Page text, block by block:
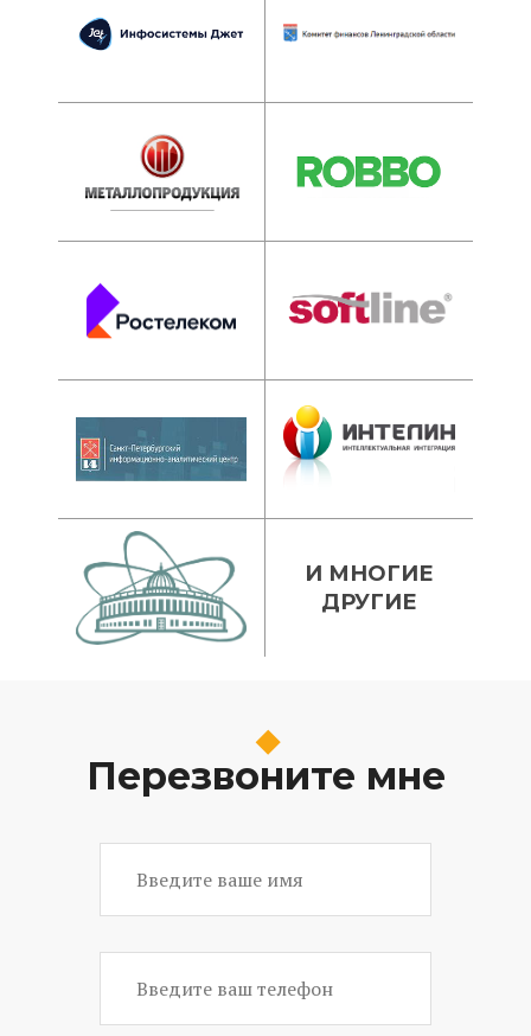
И МНОГИЕ
ДРУГИЕ
Перезвоните мне